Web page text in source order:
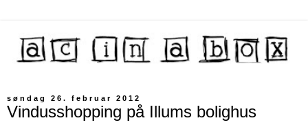
søndag 26. februar 2012
Vindusshopping på Illums bolighus